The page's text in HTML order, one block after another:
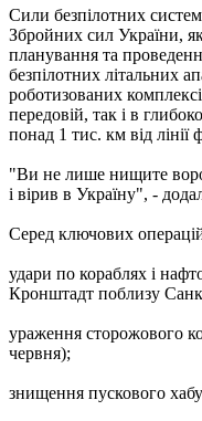
Сили безпілотних
Збройних сил України,
планування та
безпілотних літальних
роботизованих
передовій, так і в
понад 1 тис. км від лінії
"Ви не лише нищите
і вірив в Україну", -
Серед ключових
удари по кораблях і
Кронштадт поблизу
ураження сторожового
червня);
знищення пускового